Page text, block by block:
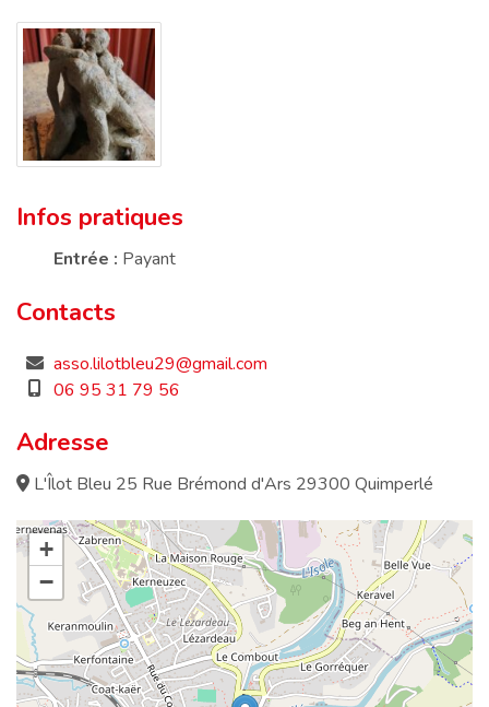
Infos pratiques
Entrée : Payant
Contacts
asso.lilotbleu29@gmail.com
06 95 31 79 56
Adresse
L'Îlot Bleu 25 Rue Brémond d'Ars 29300 Quimperlé
+
−